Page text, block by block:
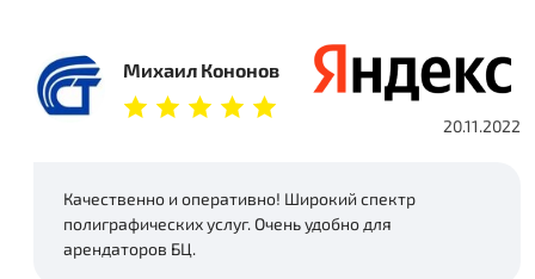
Михаил Кононов
20.11.2022
Качественно и оперативно! Широкий спектр
полиграфических услуг. Очень удобно для
арендаторов БЦ.